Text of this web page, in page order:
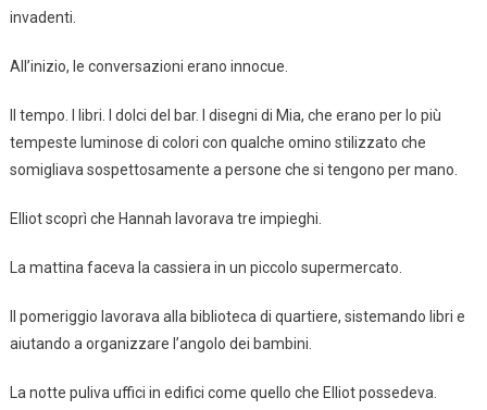
invadenti.
All’inizio, le conversazioni erano innocue.
Il tempo. I libri. I dolci del bar. I disegni di Mia, che erano per lo più
tempeste luminose di colori con qualche omino stilizzato che
somigliava sospettosamente a persone che si tengono per mano.
Elliot scoprì che Hannah lavorava tre impieghi.
La mattina faceva la cassiera in un piccolo supermercato.
Il pomeriggio lavorava alla biblioteca di quartiere, sistemando libri e
aiutando a organizzare l’angolo dei bambini.
La notte puliva uffici in edifici come quello che Elliot possedeva.